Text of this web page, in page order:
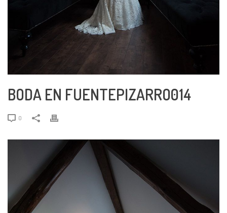
BODA EN FUENTEPIZARRO014
0